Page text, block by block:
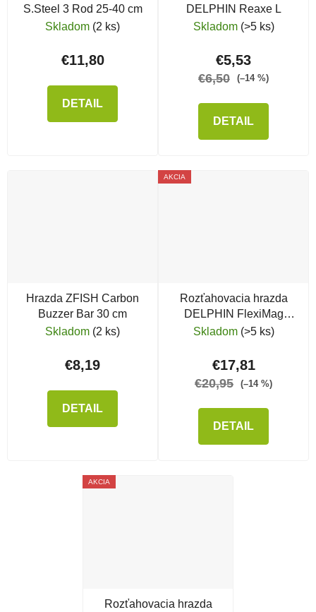
S.Steel 3 Rod 25-40 cm
Skladom (2 ks)
€11,80
DETAIL
DELPHIN Reaxe L
Skladom (>5 ks)
€5,53
€6,50 (–14 %)
DETAIL
Hrazda ZFISH Carbon
Buzzer Bar 30 cm
Skladom (2 ks)
€8,19
DETAIL
AKCIA
Rozťahovacia hrazda
DELPHIN FlexiMag
Buzz L
Skladom (>5 ks)
€17,81
€20,95 (–14 %)
DETAIL
AKCIA
Rozťahovacia hrazda